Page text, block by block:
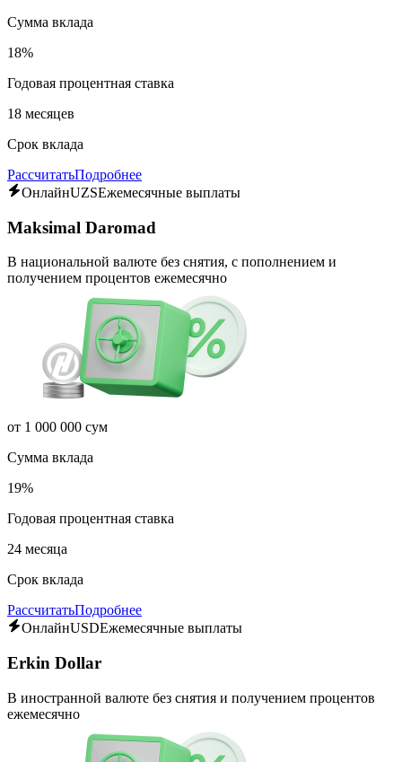
Сумма вклада
18%
Годовая процентная ставка
18 месяцев
Срок вклада
РассчитатьПодробнее
ОнлайнUZSЕжемесячные выплаты
Maksimal Daromad
В национальной валюте без снятия, с пополнением и
получением процентов ежемесячно
от 1 000 000 сум
Сумма вклада
19%
Годовая процентная ставка
24 месяца
Срок вклада
РассчитатьПодробнее
ОнлайнUSDЕжемесячные выплаты
Erkin Dollar
В иностранной валюте без снятия и получением процентов
ежемесячно